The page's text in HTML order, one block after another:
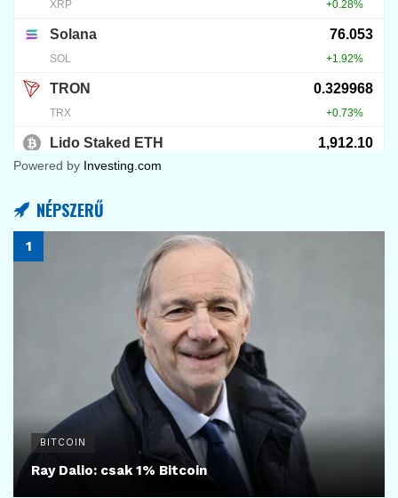
Powered by Investing.com
NÉPSZERŰ
BITCOIN
Ray Dalio: csak 1% Bitcoin